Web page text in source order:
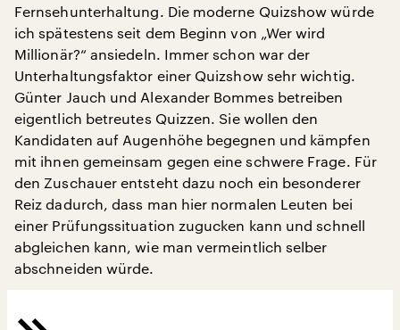
Fernsehunterhaltung. Die moderne Quizshow würde
ich spätestens seit dem Beginn von „Wer wird
Millionär?“ ansiedeln. Immer schon war der
Unterhaltungsfaktor einer Quizshow sehr wichtig.
Günter Jauch und Alexander Bommes betreiben
eigentlich betreutes Quizzen. Sie wollen den
Kandidaten auf Augenhöhe begegnen und kämpfen
mit ihnen gemeinsam gegen eine schwere Frage. Für
den Zuschauer entsteht dazu noch ein besonderer
Reiz dadurch, dass man hier normalen Leuten bei
einer Prüfungssituation zugucken kann und schnell
abgleichen kann, wie man vermeintlich selber
abschneiden würde.